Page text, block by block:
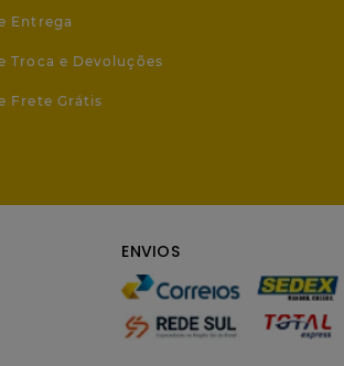
Entrega
Troca e Devoluções
Frete Grátis
ENVIOS